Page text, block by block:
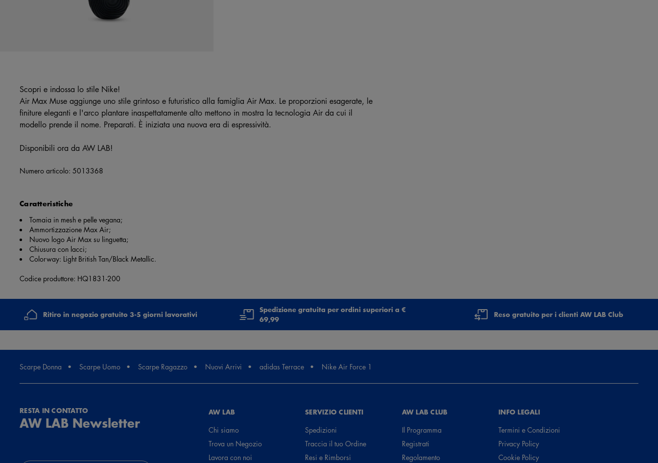
Scopri e indossa lo stile Nike!
Air Max Muse aggiunge uno stile grintoso e futuristico alla famiglia Air Max. Le proporzioni esagerate, le
finiture eleganti e l'arco plantare inaspettatamente alto mettono in mostra la tecnologia Air da cui il
modello prende il nome. Preparati. È iniziata una nuova era di espressività.
Disponibili ora da AW LAB!
Numero articolo: 5013368
Caratteristiche
Tomaia in mesh e pelle vegana;
Ammortizzazione Max Air;
Nuovo logo Air Max su linguetta;
Chiusura con lacci;
Colorway: Light British Tan/Black Metallic.
Codice produttore: HQ1831-200
Ritiro in negozio gratuito 3-5 giorni lavorativi
Spedizione gratuita per ordini superiori a €
69,99
Reso gratuito per i clienti AW LAB Club
Scarpe Donna Scarpe Uomo Scarpe Ragazzo Nuovi Arrivi adidas Terrace Nike Air Force 1
RESTA IN CONTATTO
AW LAB Newsletter
AW LAB
Chi siamo
Trova un Negozio
Lavora con noi
SERVIZIO CLIENTI
Spedizioni
Traccia il tuo Ordine
Resi e Rimborsi
AW LAB CLUB
Il Programma
Registrati
Regolamento
INFO LEGALI
Termini e Condizioni
Privacy Policy
Cookie Policy